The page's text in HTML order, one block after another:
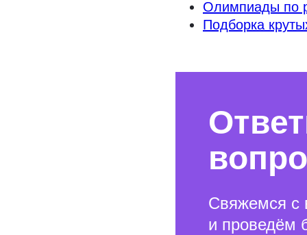
Олимпиады по
Подборка
Свяжемся с
и проведём